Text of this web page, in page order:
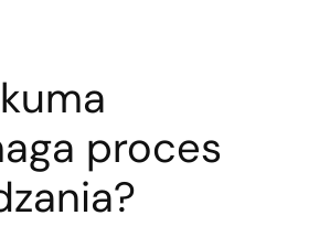
proces